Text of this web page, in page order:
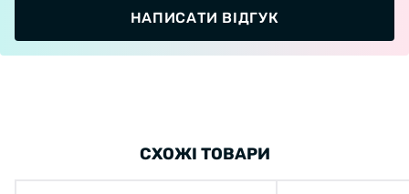
НАПИСАТИ ВІДГУК
СХОЖІ ТОВАРИ